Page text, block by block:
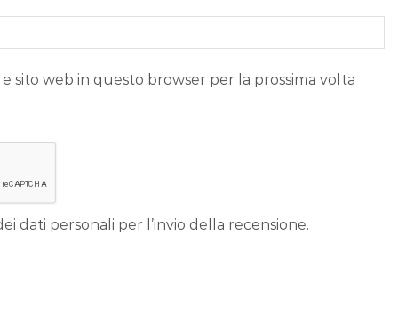
sito web in questo browser per la prossima volta
dati personali per l’invio della recensione.